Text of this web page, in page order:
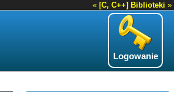
« [C, C++] Biblioteki »
Logowanie